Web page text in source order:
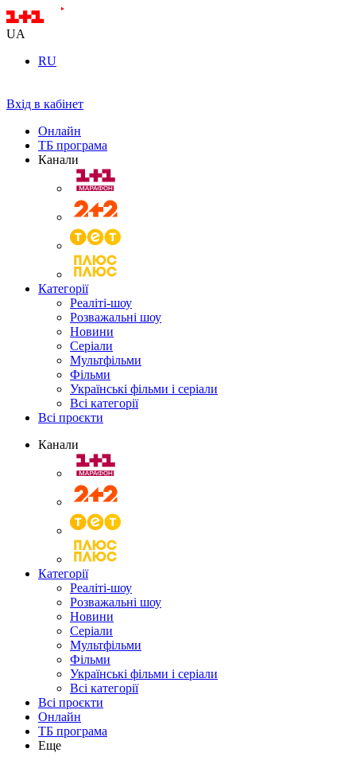
UA
RU
Вхід в кабінет
Онлайн
ТБ програма
Канали
Категорії
Реаліті-шоу
Розважальні шоу
Новини
Серіали
Мультфільми
Фільми
Українські фільми і серіали
Всі категорії
Всі проєкти
Канали
Категорії
Реаліті-шоу
Розважальні шоу
Новини
Серіали
Мультфільми
Фільми
Українські фільми і серіали
Всі категорії
Всі проєкти
Онлайн
ТБ програма
Еще